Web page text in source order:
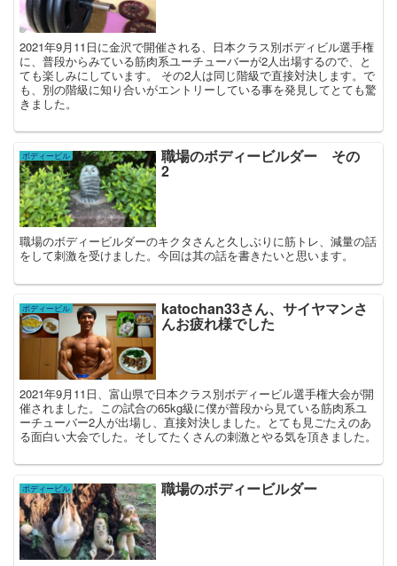
2021年9月11日に金沢で開催される、日本クラス別ボディビル選手権
に、普段からみている筋肉系ユーチューバーが2人出場するので、と
ても楽しみにしています。 その2人は同じ階級で直接対決します。で
も、別の階級に知り合いがエントリーしている事を発見してとても驚
きました。
ボディービル 職場のボディービルダー その
2
職場のボディービルダーのキクタさんと久しぶりに筋トレ、減量の話
をして刺激を受けました。今回は其の話を書きたいと思います。
ボディービル katochan33さん、サイヤマンさ
んお疲れ様でした
2021年9月11日、富山県で日本クラス別ボディービル選手権大会が開
催されました。この試合の65kg級に僕が普段から見ている筋肉系ユ
ーチューバー2人が出場し、直接対決しました。とても見ごたえのあ
る面白い大会でした。そしてたくさんの刺激とやる気を頂きました。
ボディービル 職場のボディービルダー